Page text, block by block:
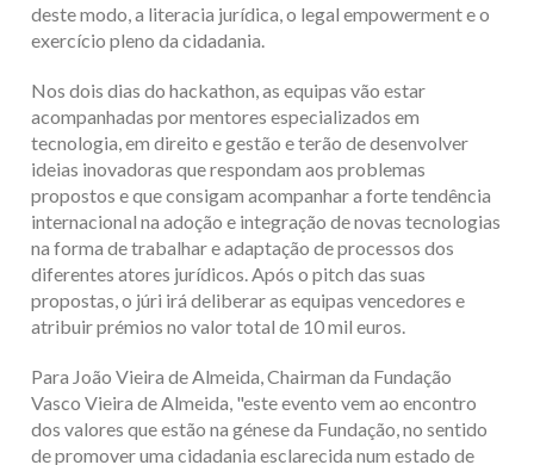
deste modo, a literacia jurídica, o legal empowerment e o
exercício pleno da cidadania.
Nos dois dias do hackathon, as equipas vão estar
acompanhadas por mentores especializados em
tecnologia, em direito e gestão e terão de desenvolver
ideias inovadoras que respondam aos problemas
propostos e que consigam acompanhar a forte tendência
internacional na adoção e integração de novas tecnologias
na forma de trabalhar e adaptação de processos dos
diferentes atores jurídicos. Após o pitch das suas
propostas, o júri irá deliberar as equipas vencedores e
atribuir prémios no valor total de 10 mil euros.
Para João Vieira de Almeida, Chairman da Fundação
Vasco Vieira de Almeida, "este evento vem ao encontro
dos valores que estão na génese da Fundação, no sentido
de promover uma cidadania esclarecida num estado de